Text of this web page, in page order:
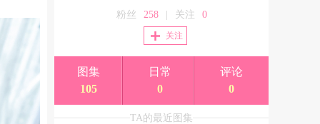
粉丝 258 关注 0
关注
图集
105
日常
0
评论
0
TA的最近图集